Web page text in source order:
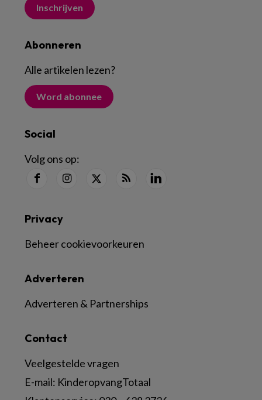
Inschrijven
Abonneren
Alle artikelen lezen?
Word abonnee
Social
Volg ons op:
Contact
Veelgestelde vragen
E-mail: KinderopvangTotaal
Adverteren
Adverteren & Partnerships
Privacy
Beheer cookievoorkeuren